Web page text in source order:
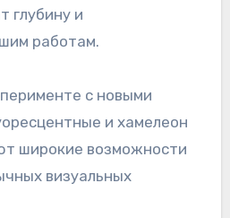
глубину и
работам.
с новыми
и хамелеон
широкие возможности
визуальных